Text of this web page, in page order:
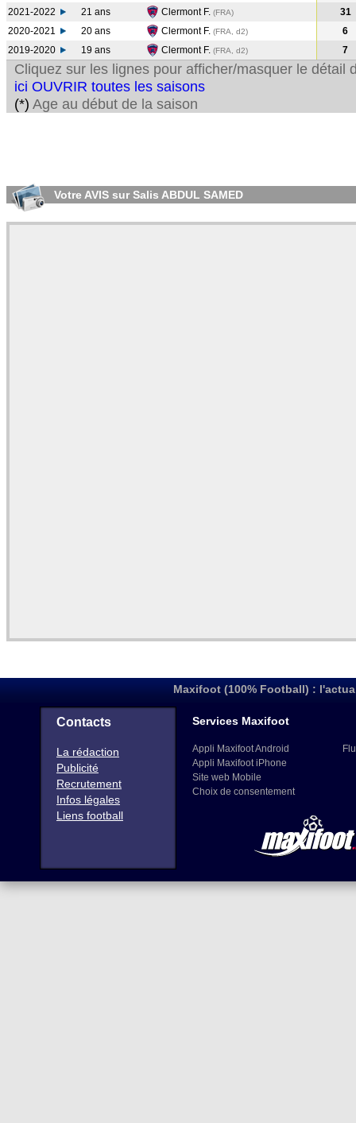
2021-2022
21 ans Clermont F. (FRA)
31
2020-2021
20 ans Clermont F. (FRA, d2)
6
2019-2020
19 ans Clermont F. (FRA, d2) 7
Cliquez sur les lignes pour afficher/masquer le détail
ici OUVRIR toutes les saisons
(*) Age au début de la saison
Votre AVIS sur Salis ABDUL SAMED
Maxifoot (100% Football) :
Contacts
La rédaction
Publicité
Recrutement
Infos légales
Liens football
Services Maxifoot
Appli Maxifoot Android
Appli Maxifoot iPhone
Site web Mobile
Choix de consentement